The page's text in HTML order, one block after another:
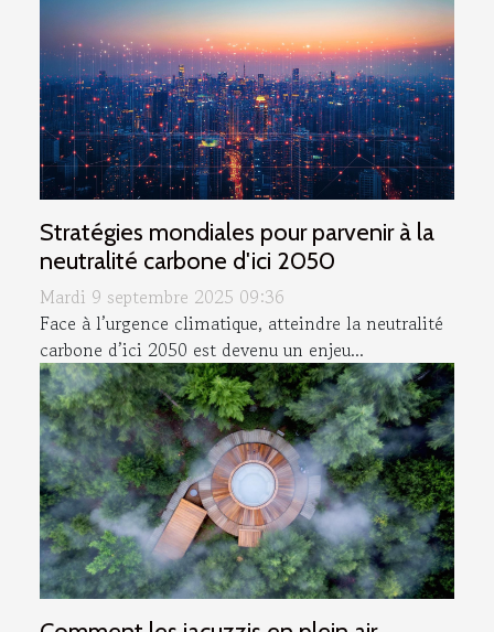
Stratégies mondiales pour parvenir à la
neutralité carbone d'ici 2050
Mardi 9 septembre 2025 09:36
Face à l’urgence climatique, atteindre la neutralité
carbone d’ici 2050 est devenu un enjeu...